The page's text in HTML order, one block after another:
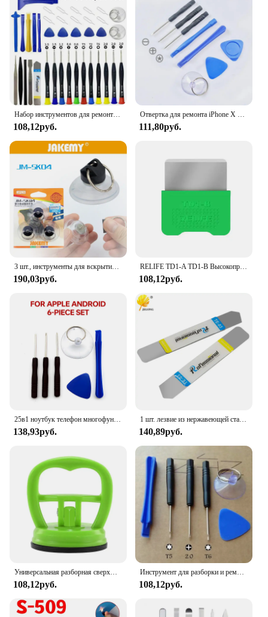
108,12руб. 111,80руб.
3 шт., инструменты для вскрытия ЖК-экрана
190,03руб.
RELIFE TD1-A TD1-B Высокопрочный инструмент для открывания ЖК-экрана для iPhone iPad Samsung Tablet Инструменты для ремонта мобильных телефонов
108,12руб.
25в1 ноутбук телефон многофункциональный инструмент для разборки iPhone Samsung Xiaomi Redmi набор инструментов для ремонта отвертка комплект обслуживания
138,93руб.
1 шт. лезвие из нержавеющей стали, мягкий тонкий рычаг, Открыватель для экрана мобильного телефона, планшета, инструменты для открывания батареи для Samsung, iPhone, iPad
140,89руб.
Универсальная разборная сверхмощная присоска для мобильного телефона, инструменты для ремонта ЖК-экрана для iPhone iPad 5,5 см/2,2 дюйма
108,12руб.
Инструмент для разборки и ремонта iPhone/iPad, 1 комплект
108,12руб.